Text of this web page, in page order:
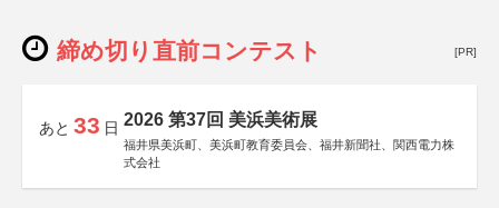
締め切り直前コンテスト [PR]
あと 33 日 2026 第37回 美浜美術展
福井県美浜町、美浜町教育委員会、福井新聞社、関西電力株
式会社